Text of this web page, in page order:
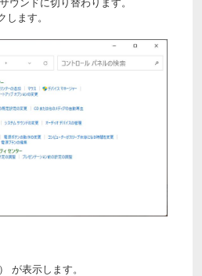
します。
が表示します。